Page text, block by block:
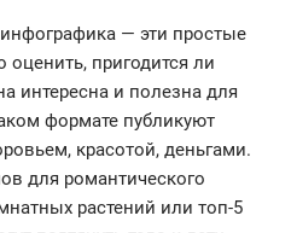
— эти простые
пригодится ли
интересна и полезна для
формате публикуют
красотой, деньгами.
для романтического
растений или топ-5